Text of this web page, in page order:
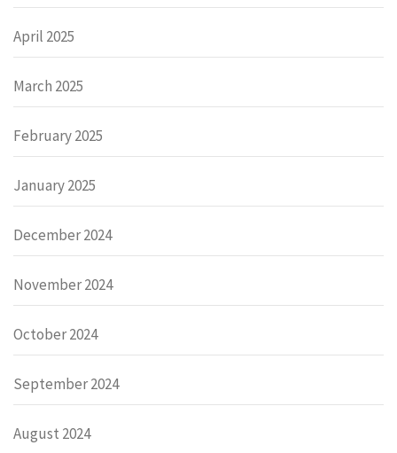
April 2025
March 2025
February 2025
January 2025
December 2024
November 2024
October 2024
September 2024
August 2024